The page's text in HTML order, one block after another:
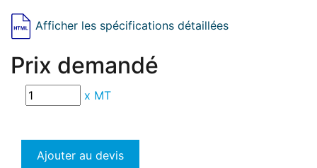
Afficher les spécifications détaillées
Prix demandé
x MT
Ajouter au devis